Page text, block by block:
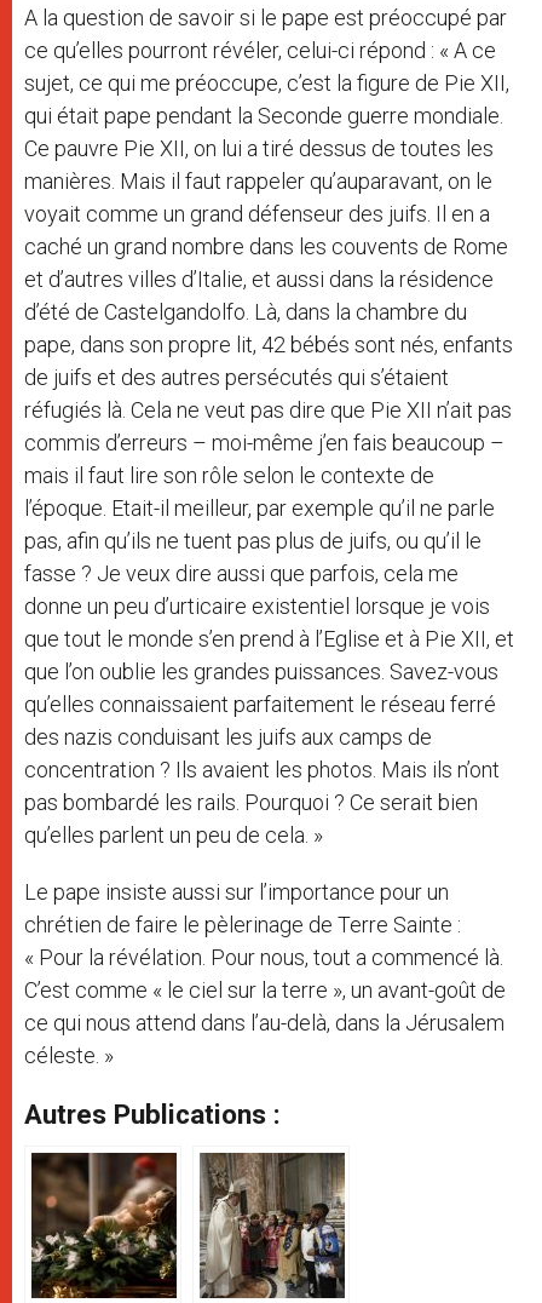
A la question de savoir si le pape est préoccupé par
ce qu’elles pourront révéler, celui-ci répond : « A ce
sujet, ce qui me préoccupe, c’est la figure de Pie XII,
qui était pape pendant la Seconde guerre mondiale.
Ce pauvre Pie XII, on lui a tiré dessus de toutes les
manières. Mais il faut rappeler qu’auparavant, on le
voyait comme un grand défenseur des juifs. Il en a
caché un grand nombre dans les couvents de Rome
et d’autres villes d’Italie, et aussi dans la résidence
d’été de Castelgandolfo. Là, dans la chambre du
pape, dans son propre lit, 42 bébés sont nés, enfants
de juifs et des autres persécutés qui s’étaient
réfugiés là. Cela ne veut pas dire que Pie XII n’ait pas
commis d’erreurs – moi-même j’en fais beaucoup –
mais il faut lire son rôle selon le contexte de
l’époque. Etait-il meilleur, par exemple qu’il ne parle
pas, afin qu’ils ne tuent pas plus de juifs, ou qu’il le
fasse ? Je veux dire aussi que parfois, cela me
donne un peu d’urticaire existentiel lorsque je vois
que tout le monde s’en prend à l’Eglise et à Pie XII, et
que l’on oublie les grandes puissances. Savez-vous
qu’elles connaissaient parfaitement le réseau ferré
des nazis conduisant les juifs aux camps de
concentration ? Ils avaient les photos. Mais ils n’ont
pas bombardé les rails. Pourquoi ? Ce serait bien
qu’elles parlent un peu de cela. »
Le pape insiste aussi sur l’importance pour un
chrétien de faire le pèlerinage de Terre Sainte :
« Pour la révélation. Pour nous, tout a commencé là.
C’est comme « le ciel sur la terre », un avant-goût de
ce qui nous attend dans l’au-delà, dans la Jérusalem
céleste. »
Autres Publications :